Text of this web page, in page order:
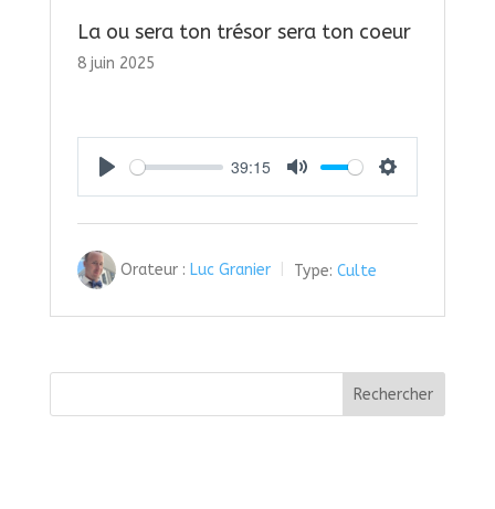
La ou sera ton trésor sera ton coeur
8 juin 2025
39:15
Orateur : Luc Granier Type: Culte
Rechercher